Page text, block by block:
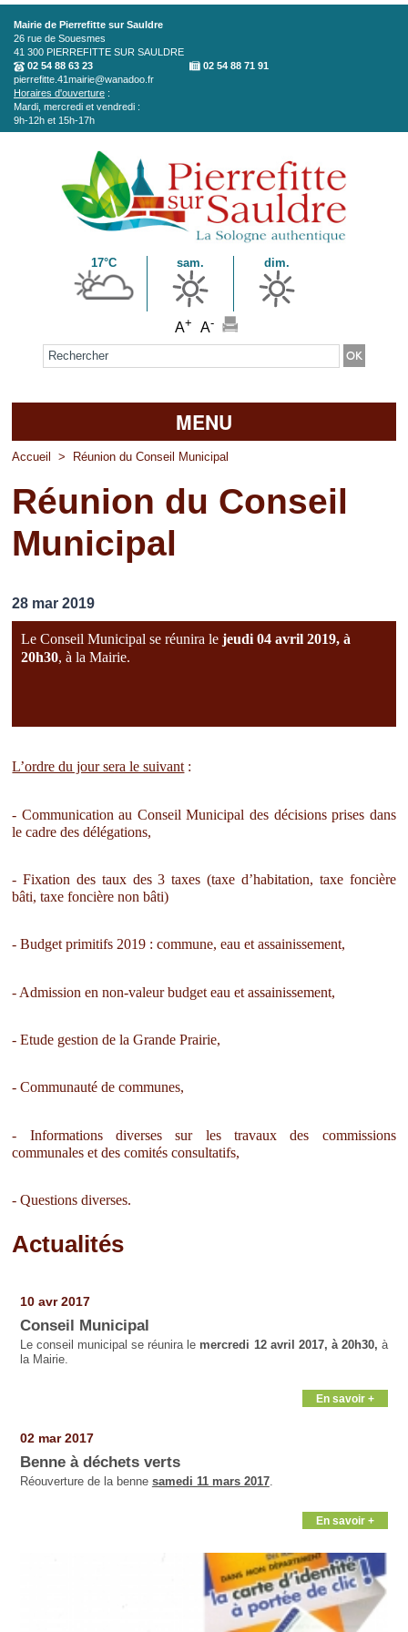
Aller au contenu principal
Mairie de Pierrefitte sur Sauldre
26 rue de Souesmes
41 300 PIERREFITTE SUR SAULDRE
02 54 88 63 23
02 54 88 71 91
pierrefitte.41mairie@wanadoo.fr
Horaires d'ouverture :
Mardi, mercredi et vendredi :
9h-12h et 15h-17h
17°C sam. dim.
A+ A-
Formulaire de recherche
MENU
Accueil
La mairie
Découvrir Pierrefitte
Vos professionnels
Loisirs
Accueil > Réunion du Conseil Municipal
Réunion du Conseil
Municipal
28 mar 2019
Le Conseil Municipal se réunira lejeudi 04 avril 2019, à
20h30, à la Mairie.
L’ordre du jour sera le suivant :
- Communication au Conseil Municipal des décisions prises dans
le cadre des délégations,
- Fixation des taux des 3 taxes (taxe d’habitation, taxe foncière
bâti, taxe foncière non bâti)
- Budget primitifs 2019 : commune, eau et assainissement,
- Admission en non-valeur budget eau et assainissement,
- Etude gestion de la Grande Prairie,
- Communauté de communes,
- Informations diverses sur les travaux des commissions
communales et des comités consultatifs,
- Questions diverses.
Actualités
10 avr 2017
Conseil Municipal
Le conseil municipal se réunira le mercredi 12 avril 2017, à 20h30, à
la Mairie.
En savoir +
02 mar 2017
Benne à déchets verts
Réouverture de la benne samedi 11 mars 2017.
En savoir +
Pages